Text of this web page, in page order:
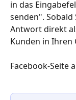
in das
senden".
Antwort direkt
Kunden in
Facebook-Seite